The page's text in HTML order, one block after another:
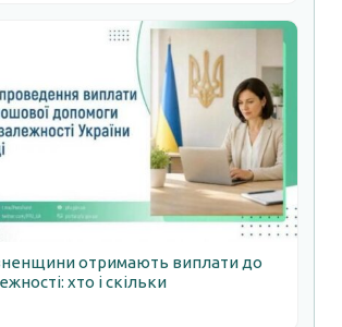
отримають виплати до
хто і скільки